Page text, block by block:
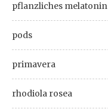
pflanzliches melatonin
pods
primavera
rhodiola rosea